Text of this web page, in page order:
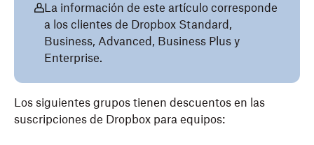
La información de este artículo corresponde
a los clientes de Dropbox Standard,
Business, Advanced, Business Plus y
Enterprise.
Los siguientes grupos tienen descuentos en las
suscripciones de Dropbox para equipos: